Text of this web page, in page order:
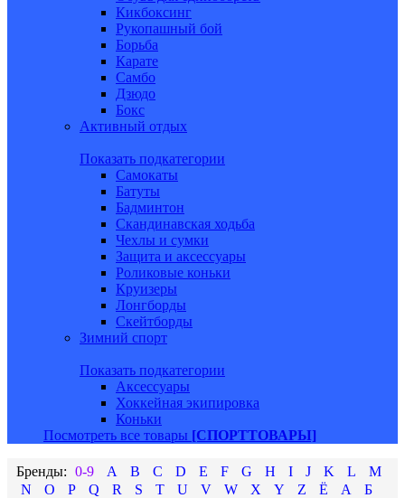
Кикбоксинг
Рукопашный бой
Борьба
Карате
Самбо
Дзюдо
Бокс
Активный отдых
Показать подкатегории
Самокаты
Батуты
Бадминтон
Скандинавская ходьба
Чехлы и сумки
Защита и аксессуары
Роликовые коньки
Круизеры
Лонгборды
Скейтборды
Зимний спорт
Показать подкатегории
Аксессуары
Хоккейная экипировка
Коньки
Посмотреть все товары [СПОРТТОВАРЫ]
0-9 A B C D E F G H I J K L
M
N
O P Q R S T U V W X Y Z Ё А
Б